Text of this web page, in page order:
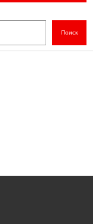
Поиск